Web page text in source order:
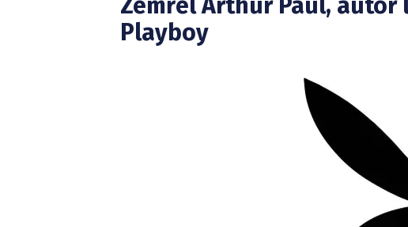
Playboy